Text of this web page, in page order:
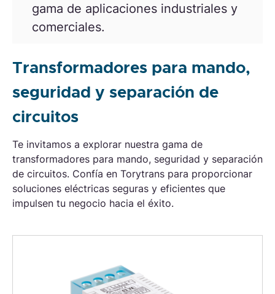
gama de aplicaciones industriales y
comerciales.
Transformadores para mando,
seguridad y separación de
circuitos
Te invitamos a explorar nuestra gama de
transformadores para mando, seguridad y separación
de circuitos. Confía en Torytrans para proporcionar
soluciones eléctricas seguras y eficientes que
impulsen tu negocio hacia el éxito.